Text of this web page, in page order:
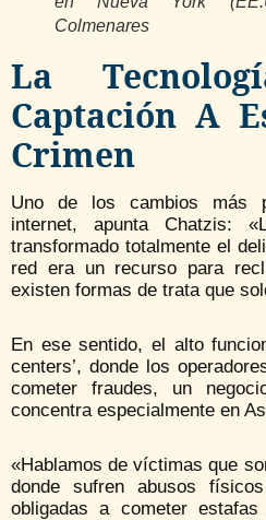
Colmenares
La
Captación A
Crimen
Uno de los cambios más
internet, apunta Chatzis:
transformado totalmente el
red era un recurso para
existen formas de trata que
En ese sentido, el alto
centers’, donde los
cometer fraudes, un
concentra especialmente en
«Hablamos de víctimas que
donde sufren abusos
obligadas a cometer